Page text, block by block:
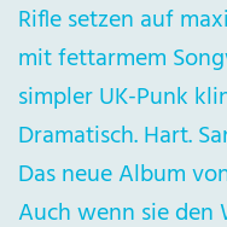
Rifle setzen auf
mit fettarmem
simpler UK-Punk
Dramatisch. Hart.
Das neue Album
Auch wenn sie den